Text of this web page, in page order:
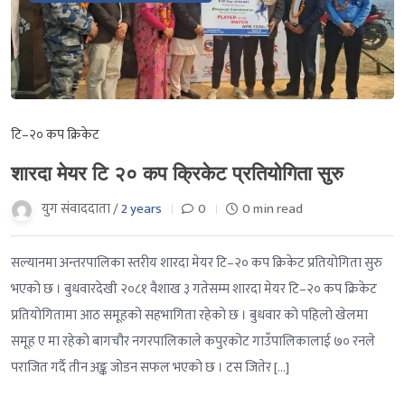
टि–२० कप क्रिकेट
शारदा मेयर टि २० कप क्रिकेट प्रतियोगिता सुरु
युग संवाददाता /2 years 0 0 min read
सल्यानमा अन्तरपालिका स्तरीय शारदा मेयर टि–२० कप क्रिकेट प्रतियोगिता सुरु
भएको छ । बुधवारदेखी २०८१ वैशाख ३ गतेसम्म शारदा मेयर टि–२० कप क्रिकेट
प्रतियोगितामा आठ समूहको सहभागिता रहेको छ । बुधवार को पहिलो खेलमा
समूह ए मा रहेको बागचौर नगरपालिकाले कपुरकोट गाउँपालिकालाई ७० रनले
पराजित गर्दै तीन अङ्क जोडन सफल भएको छ । टस जितेर […]